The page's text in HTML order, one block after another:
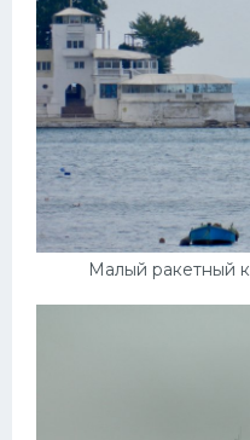
Малый ракетный